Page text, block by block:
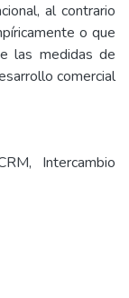
al contrario
o que
las medidas de
comercial
Intercambio